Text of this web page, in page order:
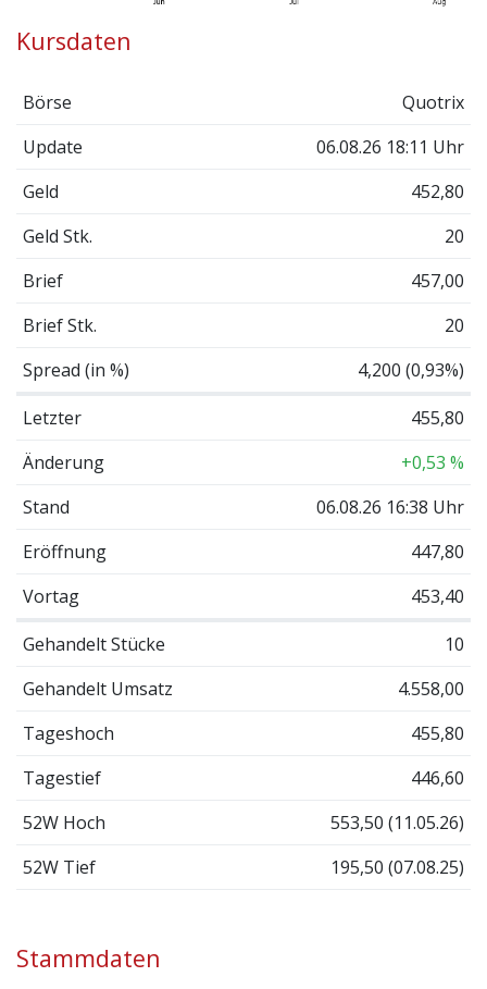
Kursdaten
Börse
Quotrix
Update
06.08.26 18:11 Uhr
Geld
452,80
Geld Stk.
20
Brief
457,00
Brief Stk.
20
Spread (in %)
4,200 (0,93%)
Letzter
455,80
Änderung
+0,53 %
Stand
06.08.26 16:38 Uhr
Eröffnung
447,80
Vortag
453,40
Gehandelt Stücke
10
Gehandelt Umsatz
4.558,00
Tageshoch
455,80
Tagestief
446,60
52W Hoch
553,50 (11.05.26)
52W Tief
195,50 (07.08.25)
Stammdaten